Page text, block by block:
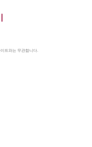
트와는 무관합니다.